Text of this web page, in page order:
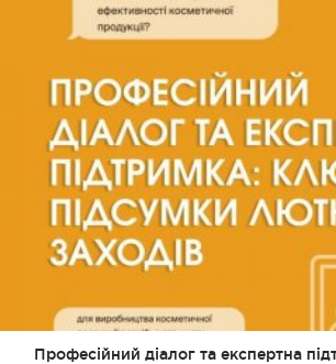
Професійний діалог та експертна